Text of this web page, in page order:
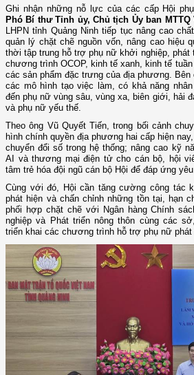
Ghi nhận những nỗ lực của các cấp Hội
Phó Bí thư Tỉnh ủy, Chủ tịch Ủy ban MTTQ
LHPN tỉnh Quảng Ninh tiếp tục nâng cao
quản lý chặt chẽ nguồn vốn, nâng cao hiệu
thời tập trung hỗ trợ phụ nữ khởi nghiệp, phát
chương trình OCOP, kinh tế xanh, kinh tế
các sản phẩm đặc trưng của địa phương.
các mô hình tạo việc làm, có khả năng
đến phụ nữ vùng sâu, vùng xa, biên giới, hải
và phụ nữ yếu thế.
Theo ông Vũ Quyết Tiến, trong bối cảnh
hình chính quyền địa phương hai cấp hiện
chuyển đổi số trong hệ thống; nâng cao kỹ
AI và thương mại điện tử cho cán bộ, hội
tâm trẻ hóa đội ngũ cán bộ Hội để đáp ứng
Cùng với đó, Hội cần tăng cường công tác
phát hiện và chấn chỉnh những tồn tại, hạn
phối hợp chặt chẽ với Ngân hàng Chính
nghiệp và Phát triển nông thôn cùng các
triển khai các chương trình hỗ trợ phụ nữ phát